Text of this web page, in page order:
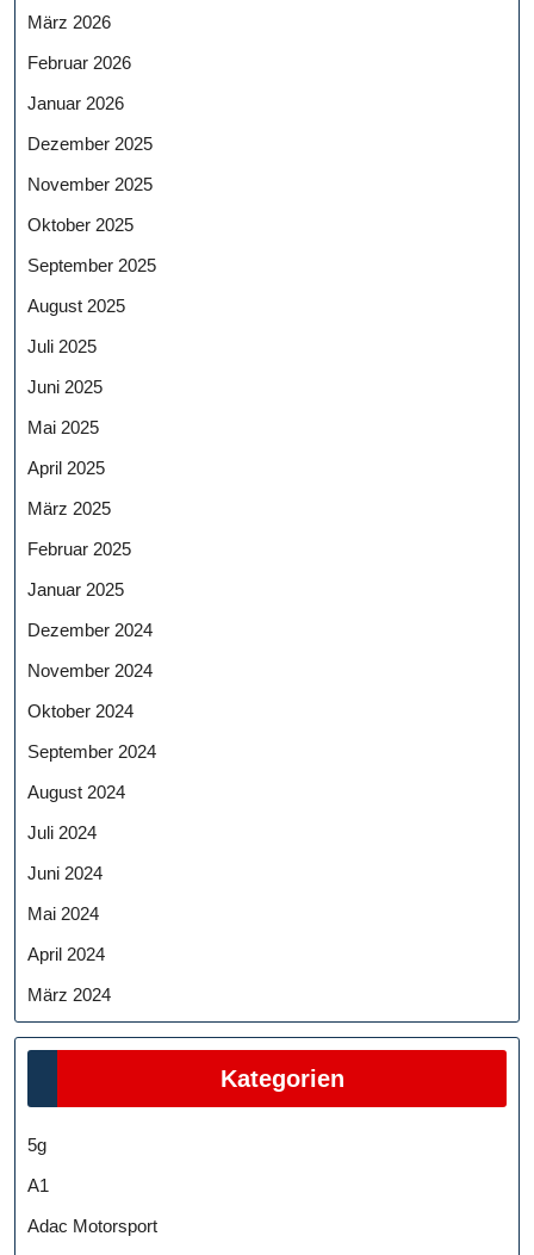
März 2026
Februar 2026
Januar 2026
Dezember 2025
November 2025
Oktober 2025
September 2025
August 2025
Juli 2025
Juni 2025
Mai 2025
April 2025
März 2025
Februar 2025
Januar 2025
Dezember 2024
November 2024
Oktober 2024
September 2024
August 2024
Juli 2024
Juni 2024
Mai 2024
April 2024
März 2024
Kategorien
5g
A1
Adac Motorsport